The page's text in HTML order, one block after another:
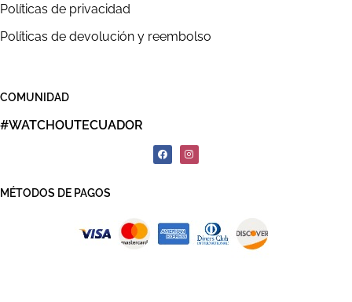
Políticas de privacidad
Políticas de devolución y reembolso
COMUNIDAD
#WATCHOUTECUADOR
MÉTODOS DE PAGOS